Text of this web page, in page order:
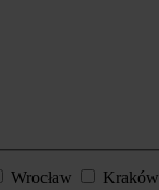
Wrocław
Kraków